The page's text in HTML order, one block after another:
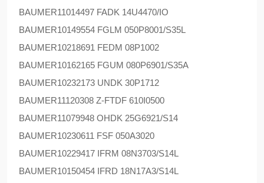
BAUMER11014497 FADK 14U4470/IO
BAUMER10149554 FGLM 050P8001/S35L
BAUMER10218691 FEDM 08P1002
BAUMER10162165 FGUM 080P6901/S35A
BAUMER10232173 UNDK 30P1712
BAUMER11120308 Z-FTDF 610I0500
BAUMER11079948 OHDK 25G6921/S14
BAUMER10230611 FSF 050A3020
BAUMER10229417 IFRM 08N3703/S14L
BAUMER10150454 IFRD 18N17A3/S14L